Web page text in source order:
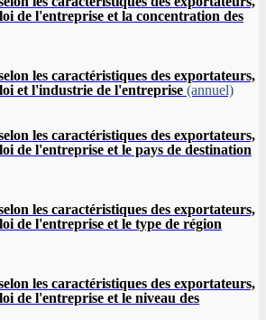
de l'entreprise et la concentration des
les caractéristiques des exportateurs,
et l'industrie de l'entreprise (annuel)
les caractéristiques des exportateurs,
de l'entreprise et le pays de destination
les caractéristiques des exportateurs,
de l'entreprise et le type de région
les caractéristiques des exportateurs,
de l'entreprise et le niveau des